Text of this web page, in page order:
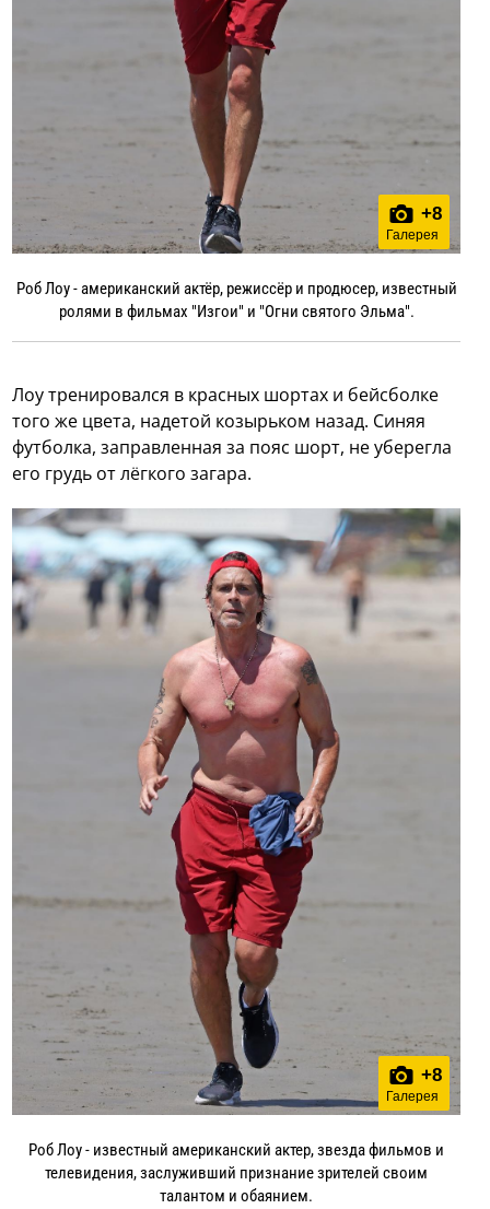
+8
Галерея
Роб Лоу - американский актёр, режиссёр и продюсер, известный
ролями в фильмах "Изгои" и "Огни святого Эльма".
Лоу тренировался в красных шортах и бейсболке
того же цвета, надетой козырьком назад. Синяя
футболка, заправленная за пояс шорт, не уберегла
его грудь от лёгкого загара.
+8
Галерея
Роб Лоу - известный американский актер, звезда фильмов и
телевидения, заслуживший признание зрителей своим
талантом и обаянием.